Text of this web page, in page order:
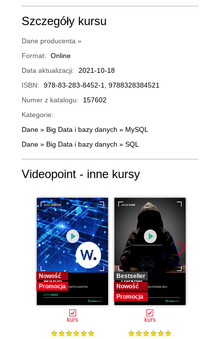
Szczegóły kursu
Dane producenta »
Format:
Online
Data aktualizacji:
2021-10-18
ISBN:
978-83-283-8452-1, 9788328384521
Numer z katalogu:
157602
Kategorie:
Dane » Big Data i bazy danych » MySQL
Dane » Big Data i bazy danych » SQL
Videopoint - inne kursy
Nowość
Promocja
kurs
Bestseller
Nowość
Promocja
kurs